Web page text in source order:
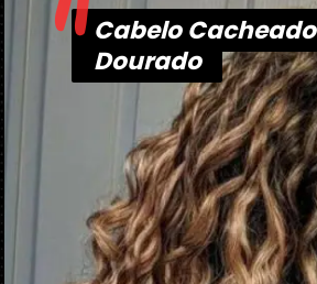
Cabelo Cacheado
Dourado
Cabelo Cacheado
Dourado
"